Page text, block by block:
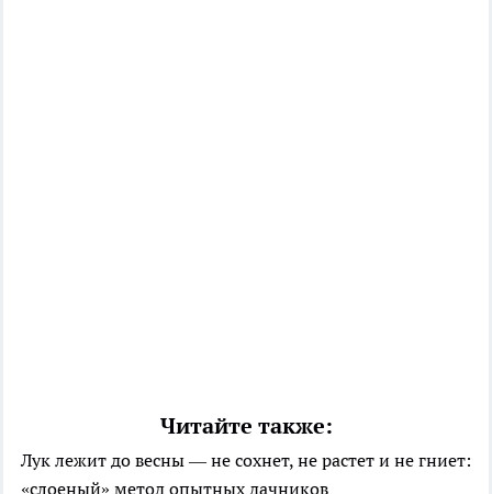
Читайте также:
Лук лежит до весны — не сохнет, не растет и не гниет:
«слоеный» метод опытных дачников